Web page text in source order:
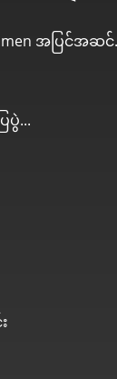
အပြင်အဆင်
ပွဲ...